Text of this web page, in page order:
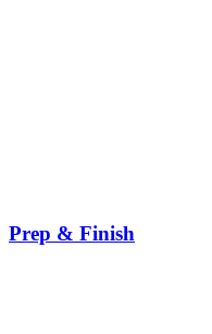
Prep & Finish